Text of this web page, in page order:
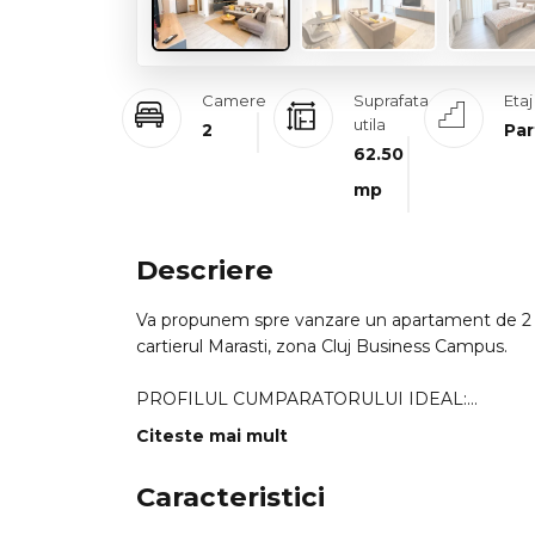
Camere
2
Suprafata
utila
62.50
mp
Etaj
Descriere
Va propunem spre vanzare un apartament de
cartierul Marasti, zona Cluj Business Campus.
PROFILUL CUMPARATORULUI IDEAL:
=> Aceasta proprietate se adreseaza in
business ale orasului. Este locuinta ideala
Citeste mai mult
Caracteristici